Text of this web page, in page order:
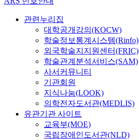
관련누리집
대학공개강의(KOCW)
학술정보통계시스템(Rinfo)
외국학술지지원센터(FRIC)
학술관계분석서비스(SAM)
사서커뮤니티
기관회원
지식나눔(LOOK)
의학전자도서관(MEDLIS)
유관기관 사이트
교육부(MOE)
국립장애인도서관(NLD)